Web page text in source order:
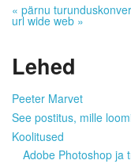
« pärnu
url wide web »
Lehed
Peeter Marvet
See postitus, mille
Koolitused
Adobe Photoshop ja